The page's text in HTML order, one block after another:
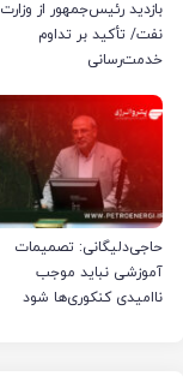
بازدید رئیس‌جمهور از وزارت
نفت/ تأکید بر تداوم
خدمت‌رسانی
حاجی‌دلیگانی: تصمیمات
آموزشی نباید موجب
ناامیدی کنکوری‌ها شود